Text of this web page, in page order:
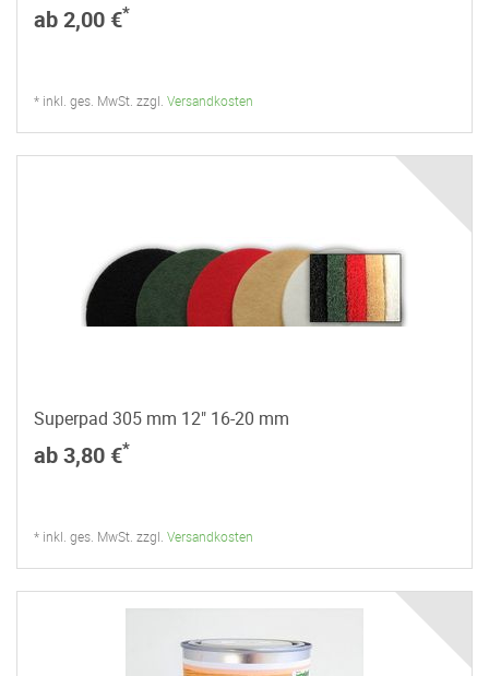
ab 2,00 €*
* inkl. ges. MwSt. zzgl. Versandkosten
Superpad 305 mm 12" 16-20 mm
ab 3,80 €*
* inkl. ges. MwSt. zzgl. Versandkosten